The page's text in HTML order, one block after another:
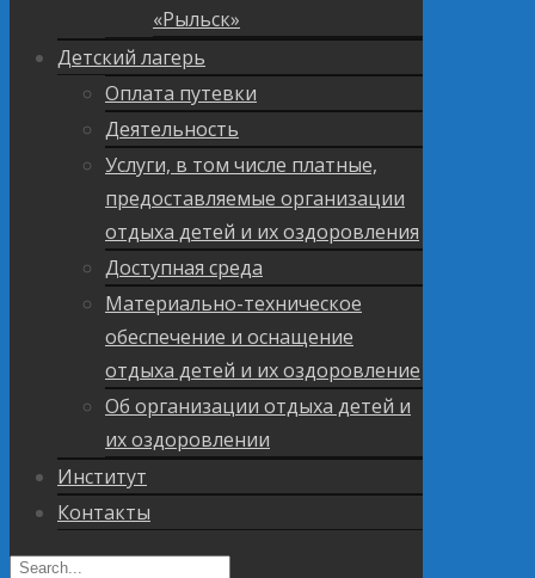
«Рыльск»
Детский лагерь
Оплата путевки
Деятельность
Услуги, в том числе платные,
предоставляемые организации
отдыха детей и их оздоровления
Доступная среда
Материально-техническое
обеспечение и оснащение
отдыха детей и их оздоровление
Об организации отдыха детей и
их оздоровлении
Институт
Контакты